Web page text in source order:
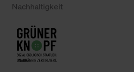
Nachhaltigkeit